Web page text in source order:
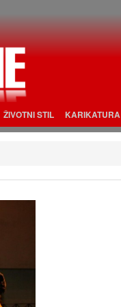
ŽIVOTNI STIL KARIKATURA